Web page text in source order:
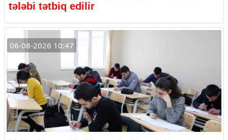
tələbi tətbiq edilir
06-08-2026 10:47